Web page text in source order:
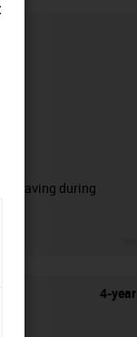
saving during
4-year